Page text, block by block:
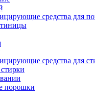
средства для
средства для
порошки